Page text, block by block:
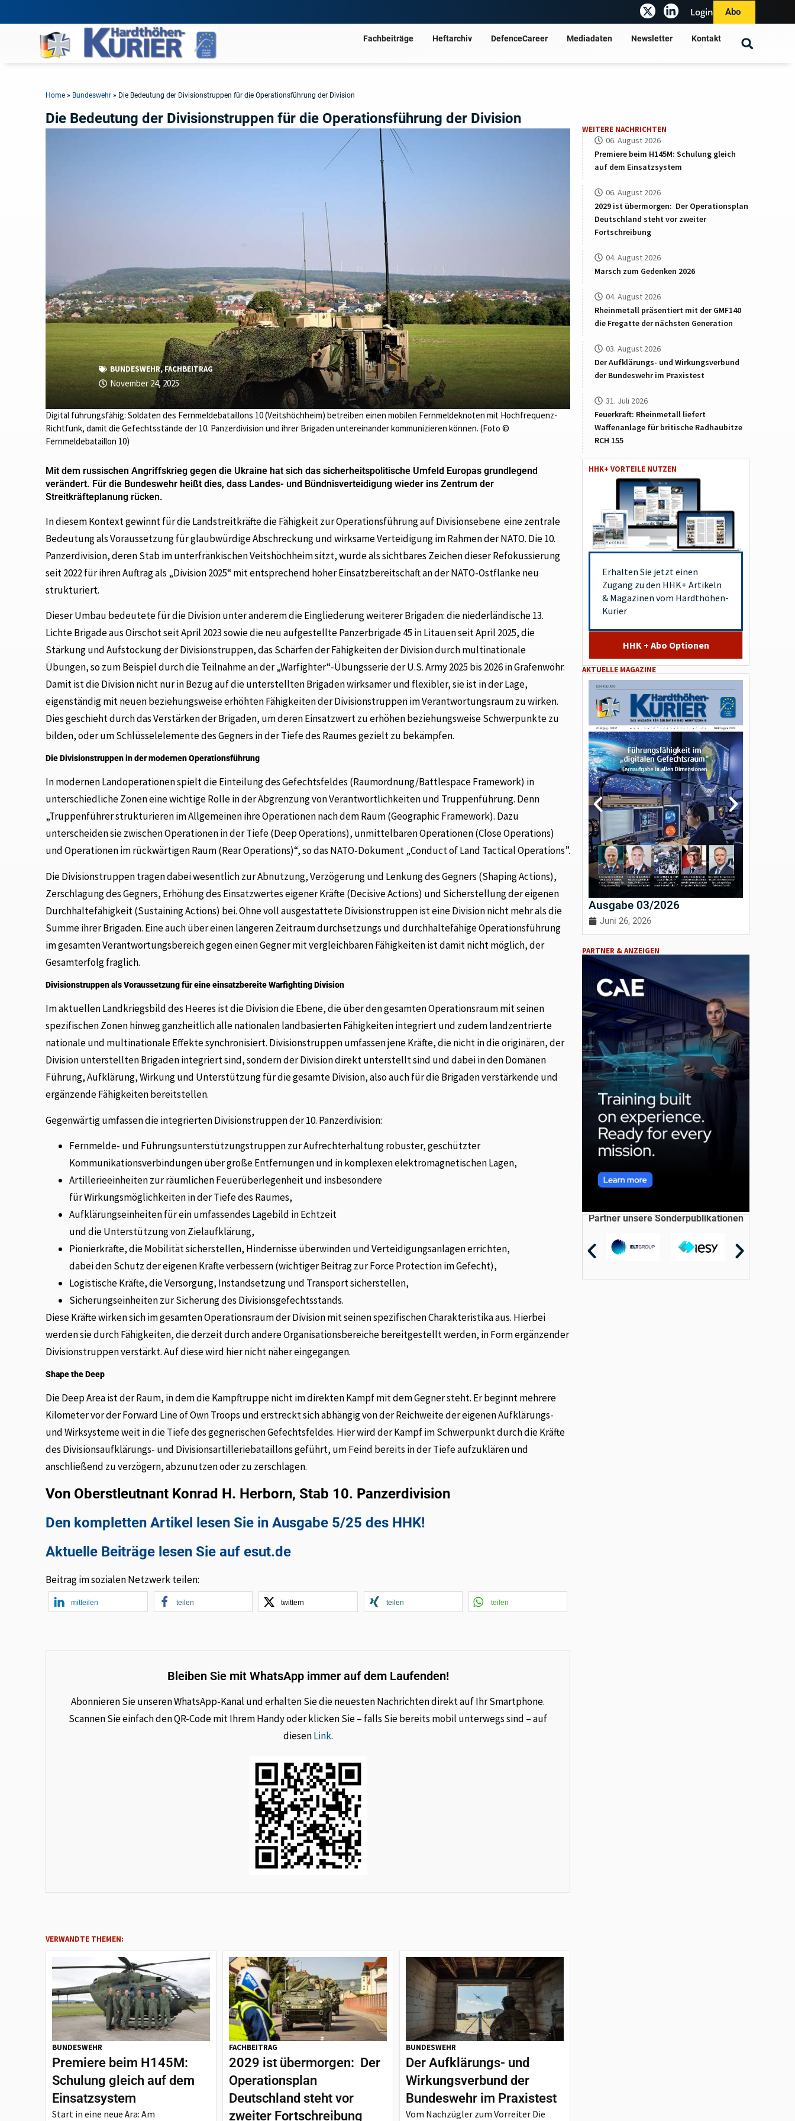
Login Abo
Fachbeiträge Heftarchiv DefenceCareer Mediadaten Newsletter Kontakt
Home » Bundeswehr » Die Bedeutung der Divisionstruppen für die Operationsführung der Division
Die Bedeutung der Divisionstruppen für die Operationsführung der Division
BUNDESWEHR,FACHBEITRAG
November 24, 2025
Digital führungsfähig: Soldaten des Fernmeldebataillons 10 (Veitshöchheim) betreiben einen mobilen Fernmeldeknoten mit Hochfrequenz-
Richtfunk, damit die Gefechtsstände der 10. Panzerdivision und ihrer Brigaden untereinander kommunizieren können. (Foto ©
Fernmeldebataillon 10)
Mit dem russischen Angriffskrieg gegen die Ukraine hat sich das sicherheitspolitische Umfeld Europas grundlegend
verändert. Für die Bundeswehr heißt dies, dass Landes- und Bündnisverteidigung wieder ins Zentrum der
Streitkräfteplanung rücken.
In diesem Kontext gewinnt für die Landstreitkräfte die Fähigkeit zur Operationsführung auf Divisionsebene eine zentrale
Bedeutung als Voraussetzung für glaubwürdige Abschreckung und wirksame Verteidigung im Rahmen der NATO. Die 10.
Panzerdivision, deren Stab im unterfränkischen Veitshöchheim sitzt, wurde als sichtbares Zeichen dieser Refokussierung
seit 2022 für ihren Auftrag als „Division 2025“ mit entsprechend hoher Einsatzbereitschaft an der NATO-Ostflanke neu
strukturiert.
Dieser Umbau bedeutete für die Division unter anderem die Eingliederung weiterer Brigaden: die niederländische 13.
Lichte Brigade aus Oirschot seit April 2023 sowie die neu aufgestellte Panzerbrigade 45 in Litauen seit April 2025, die
Stärkung und Aufstockung der Divisionstruppen, das Schärfen der Fähigkeiten der Division durch multinationale
Übungen, so zum Beispiel durch die Teilnahme an der „Warfighter“-Übungsserie der U.S. Army 2025 bis 2026 in Grafenwöhr.
Damit ist die Division nicht nur in Bezug auf die unterstellten Brigaden wirksamer und flexibler, sie ist in der Lage,
eigenständig mit neuen beziehungsweise erhöhten Fähigkeiten der Divisionstruppen im Verantwortungsraum zu wirken.
Dies geschieht durch das Verstärken der Brigaden, um deren Einsatzwert zu erhöhen beziehungsweise Schwerpunkte zu
bilden, oder um Schlüsselelemente des Gegners in der Tiefe des Raumes gezielt zu bekämpfen.
Die Divisionstruppen in der modernen Operationsführung
In modernen Landoperationen spielt die Einteilung des Gefechtsfeldes (Raumordnung/Battlespace Framework) in
unterschiedliche Zonen eine wichtige Rolle in der Abgrenzung von Verantwortlichkeiten und Truppenführung. Denn
„Truppenführer strukturieren im Allgemeinen ihre Operationen nach dem Raum (Geographic Framework). Dazu
unterscheiden sie zwischen Operationen in der Tiefe (Deep Operations), unmittelbaren Operationen (Close Operations)
und Operationen im rückwärtigen Raum (Rear Operations)“, so das NATO-Dokument „Conduct of Land Tactical Operations”.
Die Divisionstruppen tragen dabei wesentlich zur Abnutzung, Verzögerung und Lenkung des Gegners (Shaping Actions),
Zerschlagung des Gegners, Erhöhung des Einsatzwertes eigener Kräfte (Decisive Actions) und Sicherstellung der eigenen
Durchhaltefähigkeit (Sustaining Actions) bei. Ohne voll ausgestattete Divisionstruppen ist eine Division nicht mehr als die
Summe ihrer Brigaden. Eine auch über einen längeren Zeitraum durchsetzungs und durchhaltefähige Operationsführung
im gesamten Verantwortungsbereich gegen einen Gegner mit vergleichbaren Fähigkeiten ist damit nicht möglich, der
Gesamterfolg fraglich.
Divisionstruppen als Voraussetzung für eine einsatzbereite Warfighting Division
Im aktuellen Landkriegsbild des Heeres ist die Division die Ebene, die über den gesamten Operationsraum mit seinen
spezifischen Zonen hinweg ganzheitlich alle nationalen landbasierten Fähigkeiten integriert und zudem landzentrierte
nationale und multinationale Effekte synchronisiert. Divisionstruppen umfassen jene Kräfte, die nicht in die originären, der
Division unterstellten Brigaden integriert sind, sondern der Division direkt unterstellt sind und dabei in den Domänen
Führung, Aufklärung, Wirkung und Unterstützung für die gesamte Division, also auch für die Brigaden verstärkende und
ergänzende Fähigkeiten bereitstellen.
Gegenwärtig umfassen die integrierten Divisionstruppen der 10. Panzerdivision:
Fernmelde- und Führungsunterstützungstruppen zur Aufrechterhaltung robuster, geschützter
Kommunikationsverbindungen über große Entfernungen und in komplexen elektromagnetischen Lagen,
Artillerieeinheiten zur räumlichen Feuerüberlegenheit und insbesondere
für Wirkungsmöglichkeiten in der Tiefe des Raumes,
Aufklärungseinheiten für ein umfassendes Lagebild in Echtzeit
und die Unterstützung von Zielaufklärung,
Pionierkräfte, die Mobilität sicherstellen, Hindernisse überwinden und Verteidigungsanlagen errichten,
dabei den Schutz der eigenen Kräfte verbessern (wichtiger Beitrag zur Force Protection im Gefecht),
Logistische Kräfte, die Versorgung, Instandsetzung und Transport sicherstellen,
Sicherungseinheiten zur Sicherung des Divisionsgefechtsstands.
Diese Kräfte wirken sich im gesamten Operationsraum der Division mit seinen spezifischen Charakteristika aus. Hierbei
werden sie durch Fähigkeiten, die derzeit durch andere Organisationsbereiche bereitgestellt werden, in Form ergänzender
Divisionstruppen verstärkt. Auf diese wird hier nicht näher eingegangen.
Shape the Deep
Die Deep Area ist der Raum, in dem die Kampftruppe nicht im direkten Kampf mit dem Gegner steht. Er beginnt mehrere
Kilometer vor der Forward Line of Own Troops und erstreckt sich abhängig von der Reichweite der eigenen Aufklärungs-
und Wirksysteme weit in die Tiefe des gegnerischen Gefechtsfeldes. Hier wird der Kampf im Schwerpunkt durch die Kräfte
des Divisionsaufklärungs- und Divisionsartilleriebataillons geführt, um Feind bereits in der Tiefe aufzuklären und
anschließend zu verzögern, abzunutzen oder zu zerschlagen.
Von Oberstleutnant Konrad H. Herborn, Stab 10. Panzerdivision
Den kompletten Artikel lesen Sie in Ausgabe 5/25 des HHK!
Aktuelle Beiträge lesen Sie auf esut.de
Beitrag im sozialen Netzwerk teilen:
mitteilen teilen twittern teilen teilen
Bleiben Sie mit WhatsApp immer auf dem Laufenden!
Abonnieren Sie unseren WhatsApp-Kanal und erhalten Sie die neuesten Nachrichten direkt auf Ihr Smartphone.
Scannen Sie einfach den QR-Code mit Ihrem Handy oder klicken Sie – falls Sie bereits mobil unterwegs sind – auf
diesenLink.
VERWANDTE THEMEN:
BUNDESWEHR
Premiere beim H145M:
Schulung gleich auf dem
Einsatzsystem
Start in eine neue Ära: Am
FACHBEITRAG
2029 ist übermorgen: Der
Operationsplan
Deutschland steht vor
zweiter Fortschreibung
BUNDESWEHR
Der Aufklärungs- und
Wirkungsverbund der
Bundeswehr im Praxistest
Vom Nachzügler zum Vorreiter Die
WEITERE NACHRICHTEN
06. August 2026
Premiere beim H145M: Schulung gleich
auf dem Einsatzsystem
06. August 2026
2029 ist übermorgen: Der Operationsplan
Deutschland steht vor zweiter
Fortschreibung
04. August 2026
Marsch zum Gedenken 2026
04. August 2026
Rheinmetall präsentiert mit der GMF140
die Fregatte der nächsten Generation
03. August 2026
Der Aufklärungs- und Wirkungsverbund
der Bundeswehr im Praxistest
31. Juli 2026
Feuerkraft: Rheinmetall liefert
Waffenanlage für britische Radhaubitze
RCH 155
HHK+ VORTEILE NUTZEN
Erhalten Sie jetzt einen
Zugang zu den HHK+ Artikeln
& Magazinen vom Hardthöhen-
Kurier
HHK + Abo Optionen
AKTUELLE MAGAZINE
Ausgabe 03/2026
Juni 26, 2026
PARTNER & ANZEIGEN
Partner unsere Sonderpublikationen